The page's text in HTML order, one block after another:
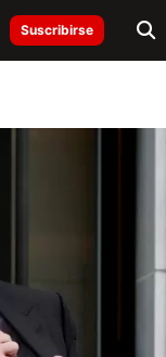
Suscribirse